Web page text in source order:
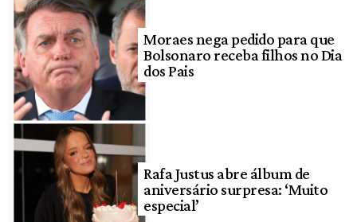
Moraes nega pedido para que
Bolsonaro receba filhos no Dia
dos Pais
Rafa Justus abre álbum de
aniversário surpresa: ‘Muito
especial’